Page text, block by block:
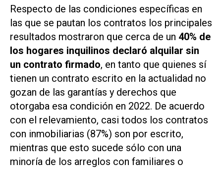
Respecto de las condiciones específicas en
las que se pautan los contratos los principales
resultados mostraron que cerca de un 40% de
los hogares inquilinos declaró alquilar sin
un contrato firmado, en tanto que quienes sí
tienen un contrato escrito en la actualidad no
gozan de las garantías y derechos que
otorgaba esa condición en 2022. De acuerdo
con el relevamiento, casi todos los contratos
con inmobiliarias (87%) son por escrito,
mientras que esto sucede sólo con una
minoría de los arreglos con familiares o